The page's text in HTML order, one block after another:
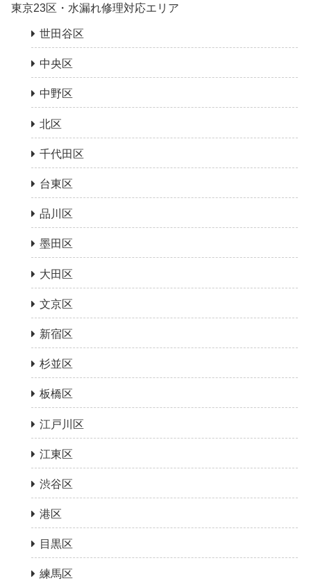
東京23区・水漏れ修理対応エリア
世田谷区
中央区
中野区
北区
千代田区
台東区
品川区
墨田区
大田区
文京区
新宿区
杉並区
板橋区
江戸川区
江東区
渋谷区
港区
目黒区
練馬区